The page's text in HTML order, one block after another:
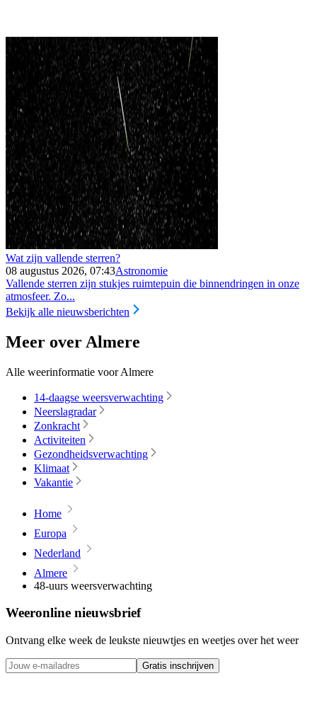
Wat zijn vallende sterren?
08 augustus 2026, 07:43Astronomie
Vallende sterren zijn stukjes ruimtepuin die binnendringen in onze
atmosfeer. Zo...
Bekijk alle nieuwsberichten
Meer over Almere
Alle weerinformatie voor Almere
14-daagse weersverwachting
Neerslagradar
Zonkracht
Activiteiten
Gezondheidsverwachting
Klimaat
Vakantie
Home
Europa
Nederland
Almere
48-uurs weersverwachting
Weeronline nieuwsbrief
Ontvang elke week de leukste nieuwtjes en weetjes over het weer
Gratis inschrijven